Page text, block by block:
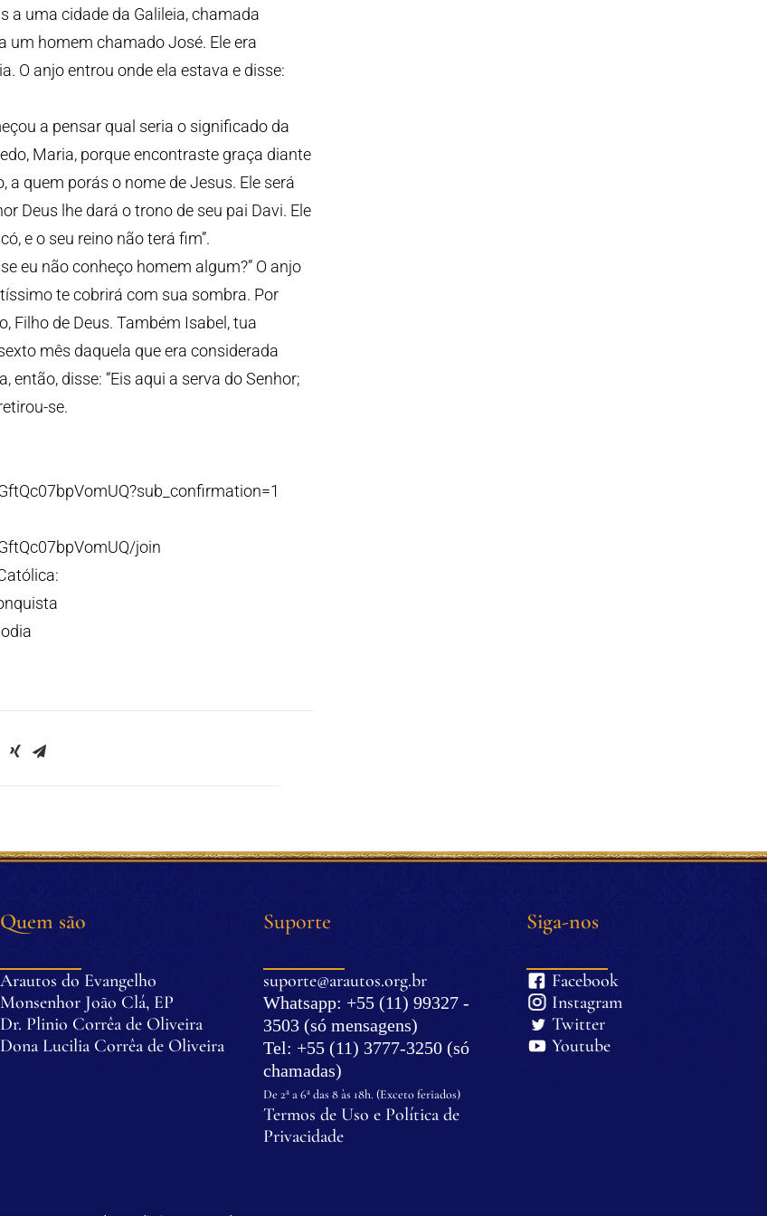
a uma cidade da Galileia, chamada
um homem chamado José. Ele era
O anjo entrou onde ela estava e disse:
a pensar qual seria o significado da
Maria, porque encontraste graça diante
a quem porás o nome de Jesus. Ele será
Deus lhe dará o trono de seu pai Davi. Ele
e o seu reino não terá fim”.
eu não conheço homem algum?” O anjo
te cobrirá com sua sombra. Por
Filho de Deus. Também Isabel, tua
mês daquela que era considerada
então, disse: “Eis aqui a serva do Senhor;
se.
join
Quem são
Arautos do Evangelho
Monsenhor João Clá, EP
Dr. Plinio Corrêa de Oliveira
Dona Lucilia Corrêa de Oliveira
Suporte
suporte@arautos.org.br
Whatsapp: +55 (11) 99327 -
3503 (só mensagens)
Tel: +55 (11) 3777-3250 (só
chamadas)
De 2ª a 6ª das 8 às 18h. (Exceto feriados)
Termos de Uso e Política de
Privacidade
Siga-nos
Facebook
Instagram
Twitter
Youtube